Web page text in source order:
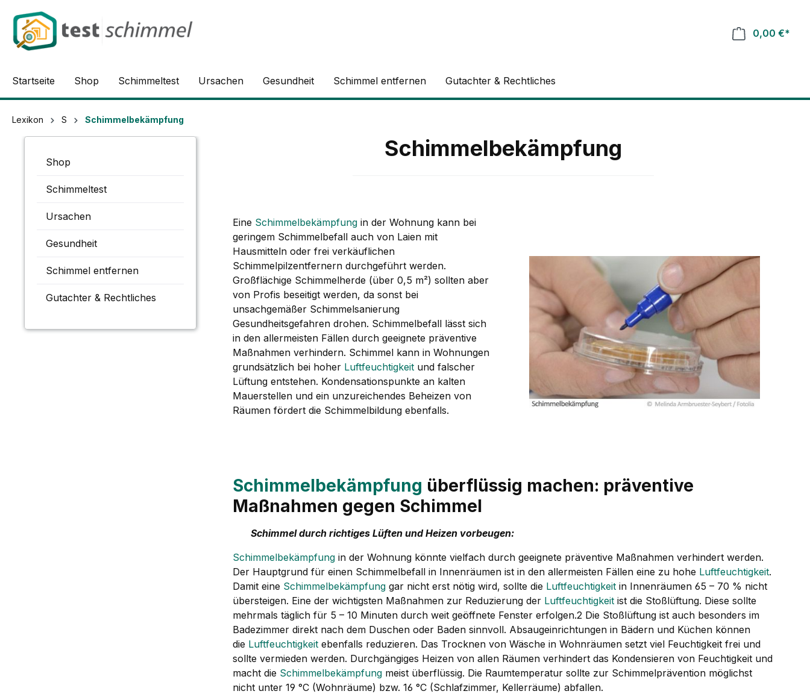
Zur Hauptnavigation springen
0,00 €*
Startseite Shop Schimmeltest Ursachen Gesundheit Schimmel entfernen Gutachter & Rechtliches
Lexikon S Schimmelbekämpfung
Shop
Schimmeltest
Ursachen
Gesundheit
Schimmel entfernen
Gutachter & Rechtliches
Schimmelbekämpfung
Eine Schimmelbekämpfung in der Wohnung kann bei
geringem Schimmelbefall auch von Laien mit
Hausmitteln oder frei verkäuflichen
Schimmelpilzentfernern durchgeführt werden.
Großflächige Schimmelherde (über 0,5 m²) sollten aber
von Profis beseitigt werden, da sonst bei
unsachgemäßer Schimmelsanierung
Gesundheitsgefahren drohen. Schimmelbefall lässt sich
in den allermeisten Fällen durch geeignete präventive
Maßnahmen verhindern. Schimmel kann in Wohnungen
grundsätzlich bei hoher Luftfeuchtigkeit und falscher
Lüftung entstehen. Kondensationspunkte an kalten
Mauerstellen und ein unzureichendes Beheizen von
Räumen fördert die Schimmelbildung ebenfalls.
Schimmelbekämpfung überflüssig machen: präventive
Maßnahmen gegen Schimmel
Schimmel durch richtiges Lüften und Heizen vorbeugen:
Schimmelbekämpfung in der Wohnung könnte vielfach durch geeignete präventive Maßnahmen verhindert werden.
Der Hauptgrund für einen Schimmelbefall in Innenräumen ist in den allermeisten Fällen eine zu hohe Luftfeuchtigkeit.
Damit eine Schimmelbekämpfung gar nicht erst nötig wird, sollte die Luftfeuchtigkeit in Innenräumen 65 – 70 % nicht
übersteigen. Eine der wichtigsten Maßnahmen zur Reduzierung der Luftfeuchtigkeit ist die Stoßlüftung. Diese sollte
mehrmals täglich für 5 – 10 Minuten durch weit geöffnete Fenster erfolgen.2 Die Stoßlüftung ist auch besonders im
Badezimmer direkt nach dem Duschen oder Baden sinnvoll. Absaugeinrichtungen in Bädern und Küchen können
die Luftfeuchtigkeit ebenfalls reduzieren. Das Trocknen von Wäsche in Wohnräumen setzt viel Feuchtigkeit frei und
sollte vermieden werden. Durchgängiges Heizen von allen Räumen verhindert das Kondensieren von Feuchtigkeit und
macht die Schimmelbekämpfung meist überflüssig. Die Raumtemperatur sollte zur Schimmelprävention möglichst
nicht unter 19 °C (Wohnräume) bzw. 16 °C (Schlafzimmer, Kellerräume) abfallen.